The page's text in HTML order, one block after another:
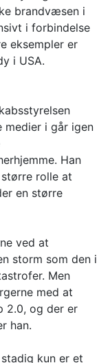
brandvæsen i
i forbindelse
eksempler er
i USA.
medier i går igen
Han
rolle at
en større
ved at
storm som den i
Men
med at
2.0, og der er
han.
kun er et